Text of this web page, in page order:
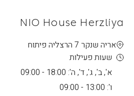
NIO House Herzliya
אריה שנקר 7 הרצליה פיתוח
שעות פעילות
א', ב', ג', ד', ה': 18:00 - 09:00
ו': 13:00 - 09:00